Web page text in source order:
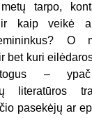
tarpo,
kaip veikė
O
bet kuri
– ypač
literatūros
pasekėjų ar